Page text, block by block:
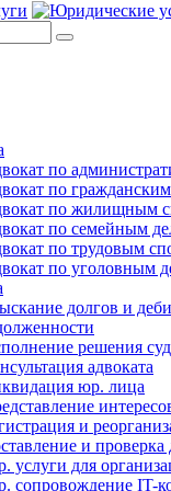
по
по
по жилищным
по семейным
по трудовым
по уголовным
долгов и
решения
адвоката
юр. лица
и
и проверка
услуги для
сопровождение IT-